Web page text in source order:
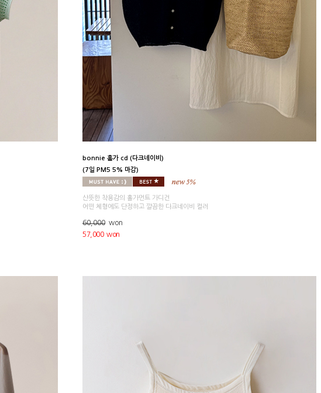
bonnie 홀가 cd (다크네이비)
(7일 PM5 5% 마감)
산뜻한 착용감의 홀가먼트 가디건
어떤 체형에도 단정하고 깔끔한 다크네이비 컬러
60,000 won
57,000 won